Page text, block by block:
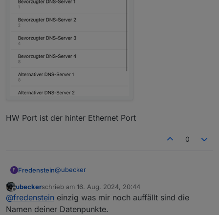
HW Port ist der hinter Ethernet Port
0
F Fredenstein@ubecker
Ich habe die ID mal auf 1 gestellt und am WR auch
Parametereinstellung auf 1
zusätzlich hier die Netzwerkeinstellung
Offline
ubeckerschrieb am 16. Aug. 2024, 20:44
zuletzt editiert von
@fredenstein einzig was mir noch auffällt sind die
Namen deiner Datenpunkte.